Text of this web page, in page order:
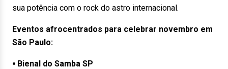
sua potência com o rock do astro internacional.
Eventos afrocentrados para celebrar novembro em
São Paulo:
⦁ Bienal do Samba SP